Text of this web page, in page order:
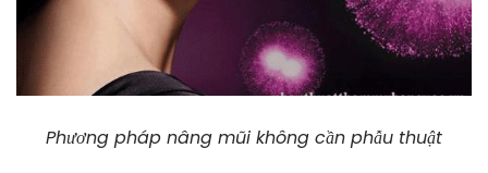
Phương pháp nâng mũi không cần phẫu thuật